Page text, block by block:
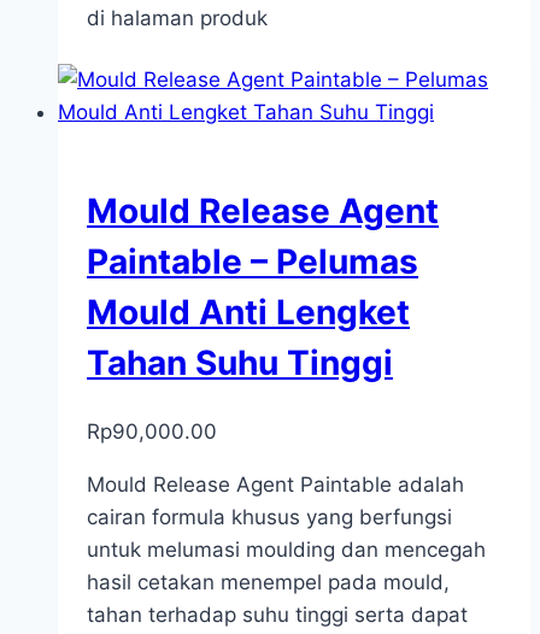
di halaman produk
Mould Release Agent
Paintable – Pelumas
Mould Anti Lengket
Tahan Suhu Tinggi
Rp90,000.00
Mould Release Agent Paintable adalah
cairan formula khusus yang berfungsi
untuk melumasi moulding dan mencegah
hasil cetakan menempel pada mould,
tahan terhadap suhu tinggi serta dapat